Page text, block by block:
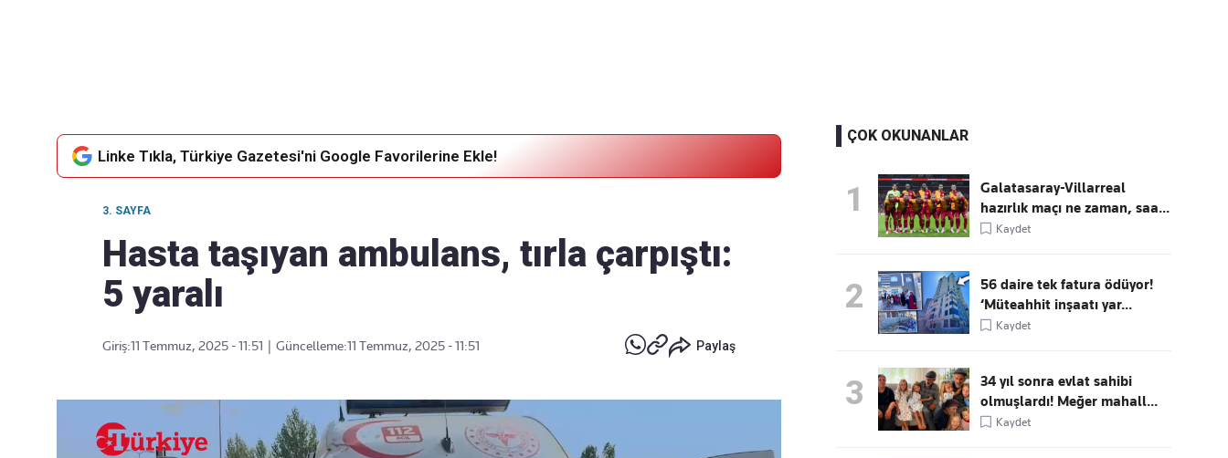
Linke Tıkla, Türkiye Gazetesi'ni Google Favorilerine Ekle!
3. SAYFA
Hasta taşıyan ambulans, tırla çarpıştı:
5 yaralı
Giriş:11 Temmuz, 2025 - 11:51 Güncelleme:11 Temmuz, 2025 - 11:51 Paylaş
ÇOK OKUNANLAR
1
Galatasaray-Villarreal
hazırlık maçı ne zaman, saa...
Kaydet
2
56 daire tek fatura ödüyor!
‘Müteahhit inşaatı yar...
Kaydet
3
34 yıl sonra evlat sahibi
olmuşlardı! Meğer mahall...
Kaydet